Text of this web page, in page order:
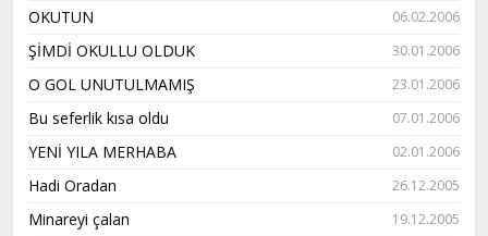
OKUTUN 06.02.2006
ŞİMDİ OKULLU OLDUK 30.01.2006
O GOL UNUTULMAMIŞ 23.01.2006
Bu seferlik kısa oldu 07.01.2006
YENİ YILA MERHABA 02.01.2006
Hadi Oradan 26.12.2005
Minareyi çalan 19.12.2005